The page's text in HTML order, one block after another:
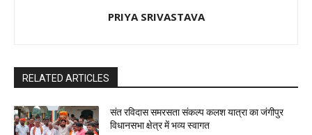
PRIYA SRIVASTAVA
RELATED ARTICLES
संत रविदास समरसता संकल्प कलश यात्रा का जंगीपुर
विधानसभा क्षेत्र में भव्य स्वागत